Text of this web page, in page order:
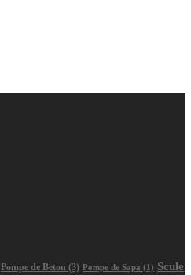
Pompe de Beton (3) Pompe de Sapa (1) Scule